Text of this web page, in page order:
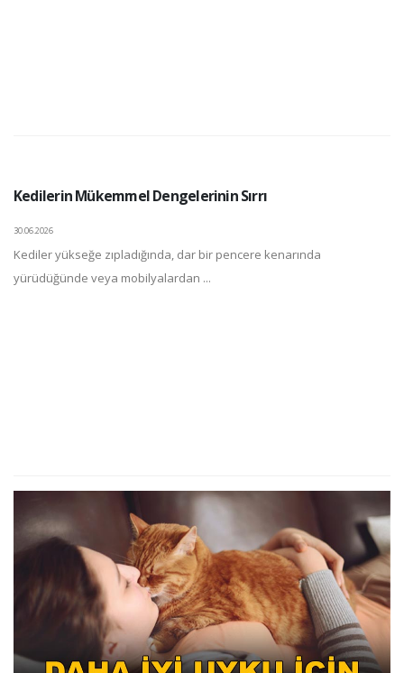
Kedilerin Mükemmel Dengelerinin Sırrı
30.06.2026
Kediler yükseğe zıpladığında, dar bir pencere kenarında
yürüdüğünde veya mobilyalardan ...